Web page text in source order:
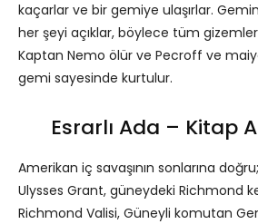
kaçarlar ve bir gemiye ulaşırlar.
her şeyi açıklar, böylece tüm
Kaptan Nemo ölür ve Pecroff ve
gemi sayesinde kurtulur.
Esrarlı Ada – Kitap
Amerikan iç savaşının sonlarına
Ulysses Grant, güneydeki Richmond
Richmond Valisi, Güneyli komutan